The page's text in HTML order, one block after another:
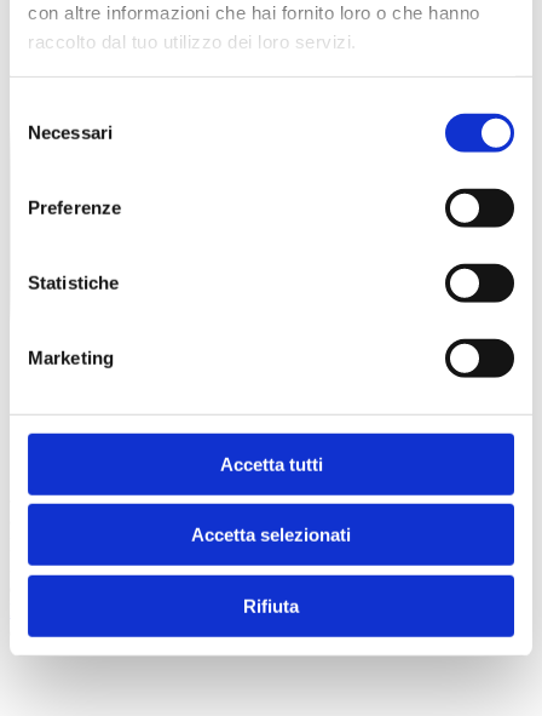
con altre informazioni che hai fornito loro o che hanno
raccolto dal tuo utilizzo dei loro servizi.
delNecessari
Preferenze
Statistiche
Marketing
Accetta tutti
Accetta selezionati
Rifiuta
© 2026 Superspecialistico
Poliambulatorio Specialistico Verona - Viale del lavoro, n. 25/a,
37135 (VR) - CF/P. IVA n. 03504300231 - Registro delle Imprese
credits